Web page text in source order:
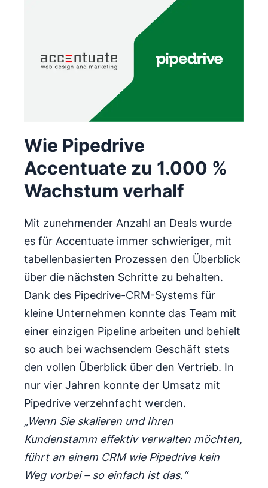
Wie Pipedrive
Accentuate zu 1.000 %
Wachstum verhalf
Mit zunehmender Anzahl an Deals wurde
es für Accentuate immer schwieriger, mit
tabellenbasierten Prozessen den Überblick
über die nächsten Schritte zu behalten.
Dank des Pipedrive-CRM-Systems für
kleine Unternehmen konnte das Team mit
einer einzigen Pipeline arbeiten und behielt
so auch bei wachsendem Geschäft stets
den vollen Überblick über den Vertrieb. In
nur vier Jahren konnte der Umsatz mit
Pipedrive verzehnfacht werden.
„Wenn Sie skalieren und Ihren
Kundenstamm effektiv verwalten möchten,
führt an einem CRM wie Pipedrive kein
Weg vorbei – so einfach ist das.“